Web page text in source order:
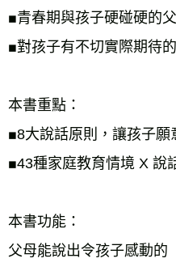
◼青春期與孩子硬碰硬的
◼對孩子有不切實際期待
本書重點：
◼8大說話原則，讓孩子願
◼43種家庭教育情境 X 說
本書功能：
父母能說出令孩子感動的